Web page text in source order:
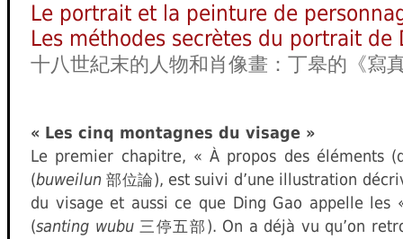
Le portrait et la peinture de
Les méthodes secrètes du portrait de
十八世紀末的人物和肖像畫：丁皋的《寫
« Les cinq montagnes du visage »
Le premier chapitre, « À propos des éléments
(buweilun 部位論), est suivi d’une illustration
du visage et aussi ce que Ding Gao appelle
(santing wubu 三停五部 ). On a déjà vu qu’on